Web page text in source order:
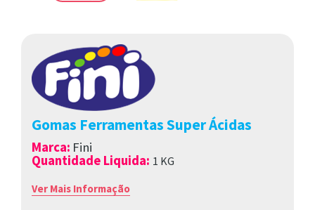
Gomas Ferramentas Super Ácidas
Marca: Fini
Quantidade Liquida: 1 KG
Ver Mais Informação